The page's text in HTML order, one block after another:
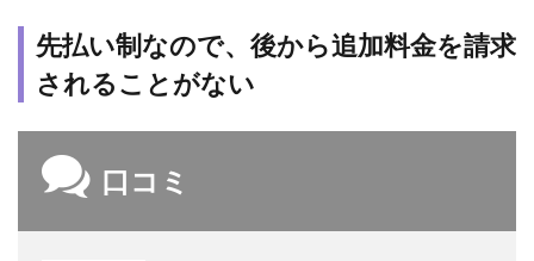
先払い制なので、後から追加料金を請求
されることがない
口コミ